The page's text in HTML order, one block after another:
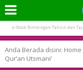
Terpopuler:
e-Book Bimbingan Tahsin dan
e-Book Bimbingan Tahsin dan
Anda Berada disini: Home
Qur’an Utsmani’